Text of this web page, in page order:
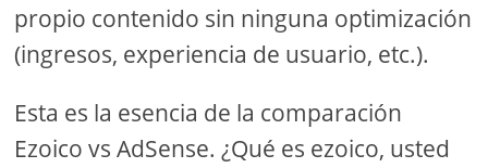
propio contenido sin ninguna optimización
(ingresos, experiencia de usuario, etc.).
Esta es la esencia de la comparación
Ezoico vs AdSense. ¿Qué es ezoico, usted